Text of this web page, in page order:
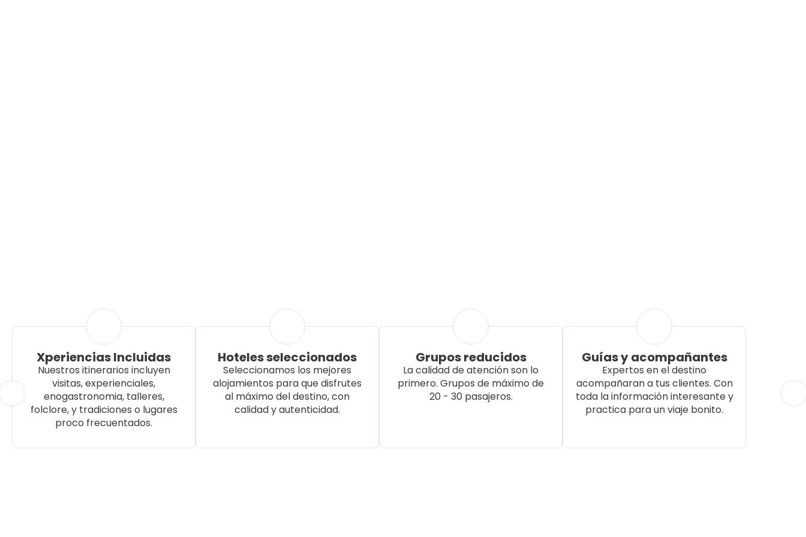
Xperiencias Incluidas
Nuestros itinerarios incluyen
visitas, experienciales,
enogastronomia, talleres,
folclore, y tradiciones o lugares
proco frecuentados.
Hoteles seleccionados
Seleccionamos los mejores
alojamientos para que disfrutes
al máximo del destino, con
calidad y autenticidad.
Grupos reducidos
La calidad de atención son lo
primero. Grupos de máximo de
20 - 30 pasajeros.
Guías y acompañantes
Expertos en el destino
acompañaran a tus clientes. Con
toda la información interesante y
practica para un viaje bonito.